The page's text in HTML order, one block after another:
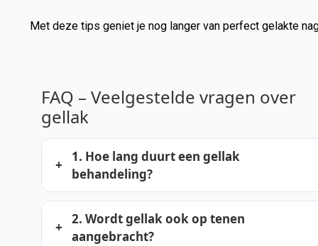
Met deze tips geniet je nog langer van perfect gelakte
FAQ – Veelgestelde vragen over
gellak
1. Hoe lang duurt een gellak
behandeling?
2. Wordt gellak ook op tenen
aangebracht?